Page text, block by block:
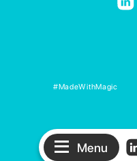
Menu
#MadeWithMagic